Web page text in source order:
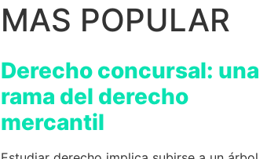
MAS POPULAR
Derecho concursal: una
rama del derecho
mercantil